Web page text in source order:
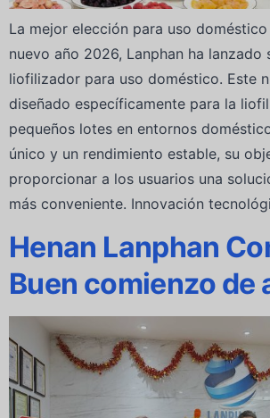
La mejor elección para uso
nuevo año 2026, Lanphan ha lanzado
liofilizador para uso doméstico. Este
diseñado específicamente para la
pequeños lotes en entornos
único y un rendimiento estable, su
proporcionar a los usuarios una
más conveniente. Innovación
Henan Lanphan
Buen comienzo de